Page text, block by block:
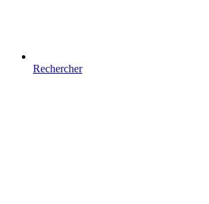
Rechercher